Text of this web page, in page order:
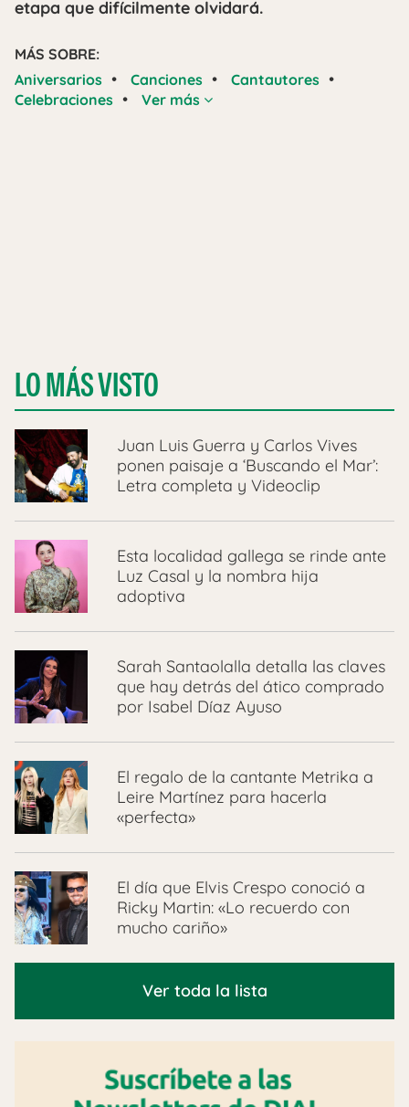
etapa que difícilmente olvidará.
MÁS SOBRE:
Aniversarios • Canciones • Cantautores •
Celebraciones • Ver más
LO MÁS VISTO
Juan Luis Guerra y Carlos Vives
ponen paisaje a ‘Buscando el Mar’:
Letra completa y Videoclip
Esta localidad gallega se rinde ante
Luz Casal y la nombra hija
adoptiva
Sarah Santaolalla detalla las claves
que hay detrás del ático comprado
por Isabel Díaz Ayuso
El regalo de la cantante Metrika a
Leire Martínez para hacerla
«perfecta»
El día que Elvis Crespo conoció a
Ricky Martin: «Lo recuerdo con
mucho cariño»
Ver toda la lista